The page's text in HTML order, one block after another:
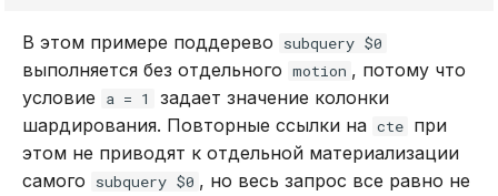
В этом примере поддерево subquery $0
выполняется без отдельного motion , потому что
условие
a = 1
задает значение колонки
шардирования. Повторные ссылки на cte при
этом не приводят к отдельной материализации
самого
subquery $0 , но весь запрос все равно не